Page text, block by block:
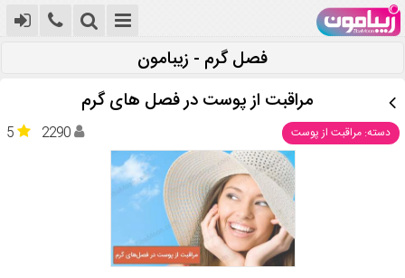
فصل گرم - زیبامون
مراقبت از پوست در فصل های گرم
دسته: مراقبت از پوست 5 2290